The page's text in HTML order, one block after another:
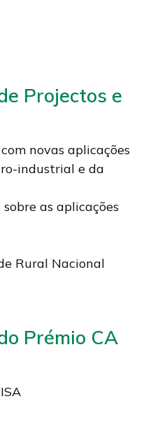
Projectos e
novas aplicações
industrial e da
as aplicações
Rural Nacional
Prémio CA